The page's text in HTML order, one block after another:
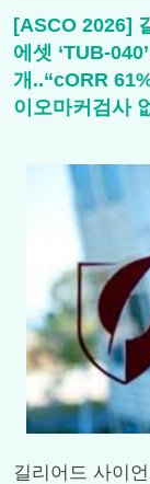
[ASCO 2026]
에셋 ‘TUB-
개..“cORR
이오마커검사
길리어드 사이